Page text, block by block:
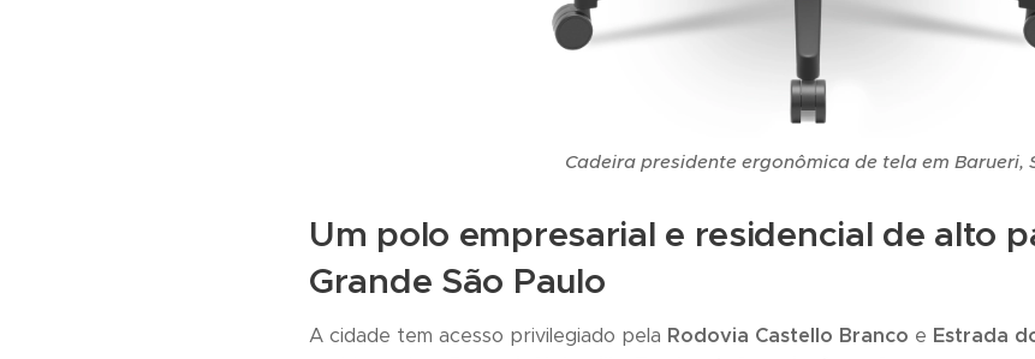
Cadeira presidente ergonômica de tela em Barueri,
Um polo empresarial e residencial de alto
Grande São Paulo
A cidade tem acesso privilegiado pela Rodovia Castello Branco e Estrada